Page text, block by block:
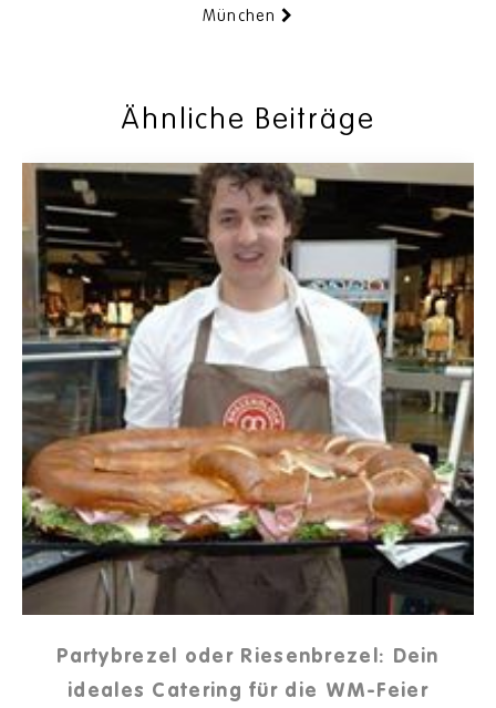
München
Ähnliche Beiträge
Partybrezel oder Riesenbrezel: Dein
ideales Catering für die WM-Feier